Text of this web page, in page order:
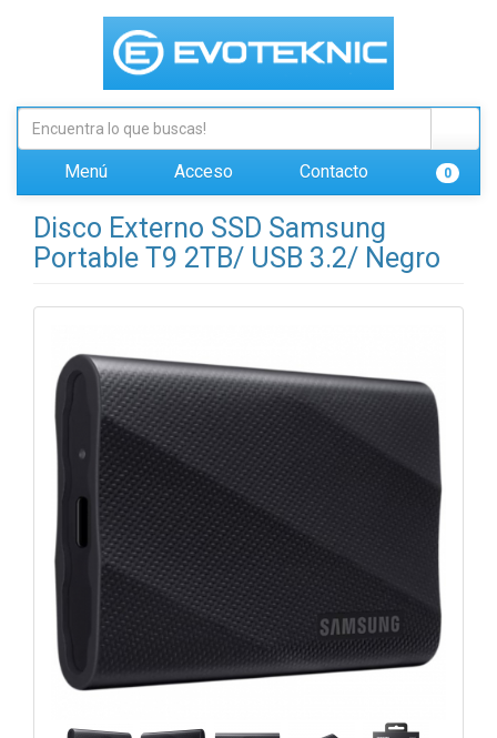
Menú Acceso Contacto 0
Disco Externo SSD Samsung
Portable T9 2TB/ USB 3.2/ Negro